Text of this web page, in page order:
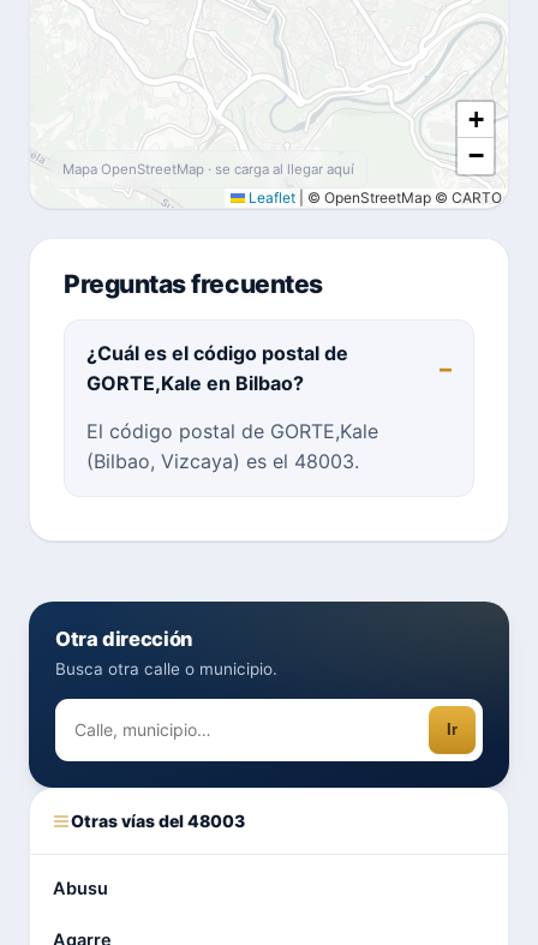
+
−
Leaflet © OpenStreetMap © CARTO
Mapa OpenStreetMap · se carga al llegar aquí
Preguntas frecuentes
¿Cuál es el código postal de
GORTE,Kale en Bilbao?
El código postal de GORTE,Kale
(Bilbao, Vizcaya) es el 48003.
Otra dirección
Busca otra calle o municipio.
Ir
Otras vías del 48003
Abusu
Agarre